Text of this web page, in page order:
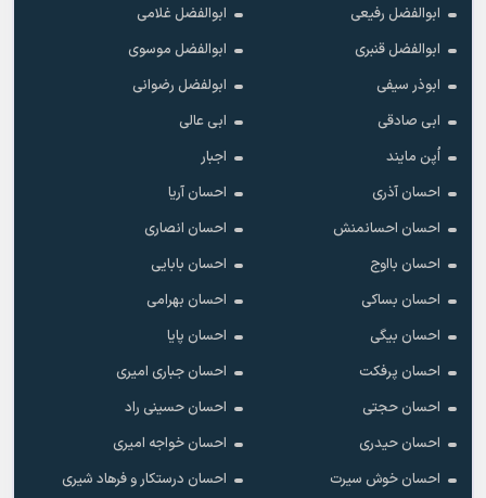
ابوالفضل رفیعی
ابوالفضل غلامی
ابوالفضل قنبری
ابوالفضل موسوی
ابوذر سیفی
ابولفضل رضوانی
ابی صادقی
ابی عالی
اُپن مایند
اجبار
احسان آذری
احسان آریا
احسان احسانمنش
احسان انصاری
احسان بااوج
احسان بابایی
احسان بساکی
احسان بهرامی
احسان بیگی
احسان پایا
احسان پرفکت
احسان جباری امیری
احسان حجتی
احسان حسینی راد
احسان حیدری
احسان خواجه امیری
احسان خوش سیرت
احسان درستکار و فرهاد شیرى